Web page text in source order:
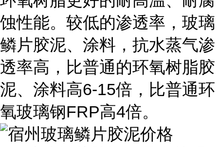
蚀性能。较低的渗透率，玻璃
鳞片胶泥、涂料，抗水蒸气渗
透率高，比普通的环氧树脂胶
泥、涂料高6-15倍，比普通环
氧玻璃钢FRP高4倍。